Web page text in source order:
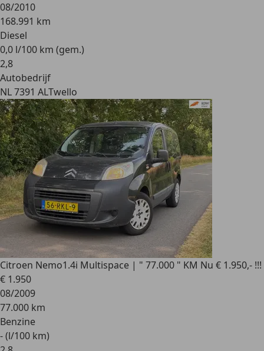
08/2010
168.991 km
Diesel
0,0 l/100 km (gem.)
2,8
Autobedrijf
NL 7391 ALTwello
Citroen Nemo1.4i Multispace | " 77.000 " KM Nu € 1.950,- !!!
€ 1.950
08/2009
77.000 km
Benzine
- (l/100 km)